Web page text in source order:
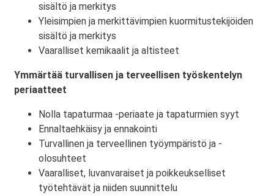
sisältö ja merkitys
Yleisimpien ja merkittävimpien kuormitustekijöiden
sisältö ja merkitys
Vaaralliset kemikaalit ja altisteet
Ymmärtää turvallisen ja terveellisen työskentelyn
periaatteet
Nolla tapaturmaa -periaate ja tapaturmien syyt
Ennaltaehkäisy ja ennakointi
Turvallinen ja terveellinen työympäristö ja -
olosuhteet
Vaaralliset, luvanvaraiset ja poikkeukselliset
työtehtävät ja niiden suunnittelu